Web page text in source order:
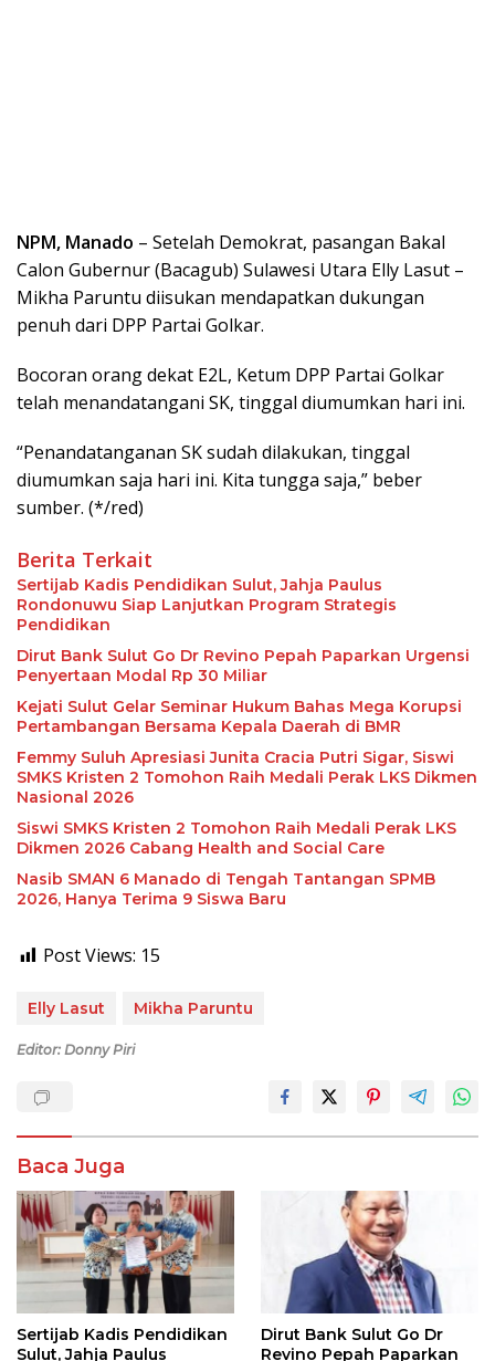
NPM, Manado – Setelah Demokrat, pasangan Bakal
Calon Gubernur (Bacagub) Sulawesi Utara Elly Lasut –
Mikha Paruntu diisukan mendapatkan dukungan
penuh dari DPP Partai Golkar.
Bocoran orang dekat E2L, Ketum DPP Partai Golkar
telah menandatangani SK, tinggal diumumkan hari ini.
“Penandatanganan SK sudah dilakukan, tinggal
diumumkan saja hari ini. Kita tungga saja,” beber
sumber. (*/red)
Berita Terkait
Sertijab Kadis Pendidikan Sulut, Jahja Paulus
Rondonuwu Siap Lanjutkan Program Strategis
Pendidikan
Dirut Bank Sulut Go Dr Revino Pepah Paparkan Urgensi
Penyertaan Modal Rp 30 Miliar
Kejati Sulut Gelar Seminar Hukum Bahas Mega Korupsi
Pertambangan Bersama Kepala Daerah di BMR
Femmy Suluh Apresiasi Junita Cracia Putri Sigar, Siswi
SMKS Kristen 2 Tomohon Raih Medali Perak LKS Dikmen
Nasional 2026
Siswi SMKS Kristen 2 Tomohon Raih Medali Perak LKS
Dikmen 2026 Cabang Health and Social Care
Nasib SMAN 6 Manado di Tengah Tantangan SPMB
2026, Hanya Terima 9 Siswa Baru
Post Views: 15
Elly Lasut Mikha Paruntu
Editor: Donny Piri
Baca Juga
Sertijab Kadis Pendidikan
Sulut, Jahja Paulus
Dirut Bank Sulut Go Dr
Revino Pepah Paparkan